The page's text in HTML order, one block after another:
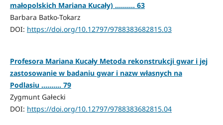
małopolskich Mariana Kucały) .......... 63
Barbara Batko-Tokarz
DOI: https://doi.org/10.12797/9788383682815.03
Profesora Mariana Kucały Metoda rekonstrukcji gwar i jej
zastosowanie w badaniu gwar i nazw własnych na
Podlasiu .......... 79
Zygmunt Gałecki
DOI: https://doi.org/10.12797/9788383682815.04